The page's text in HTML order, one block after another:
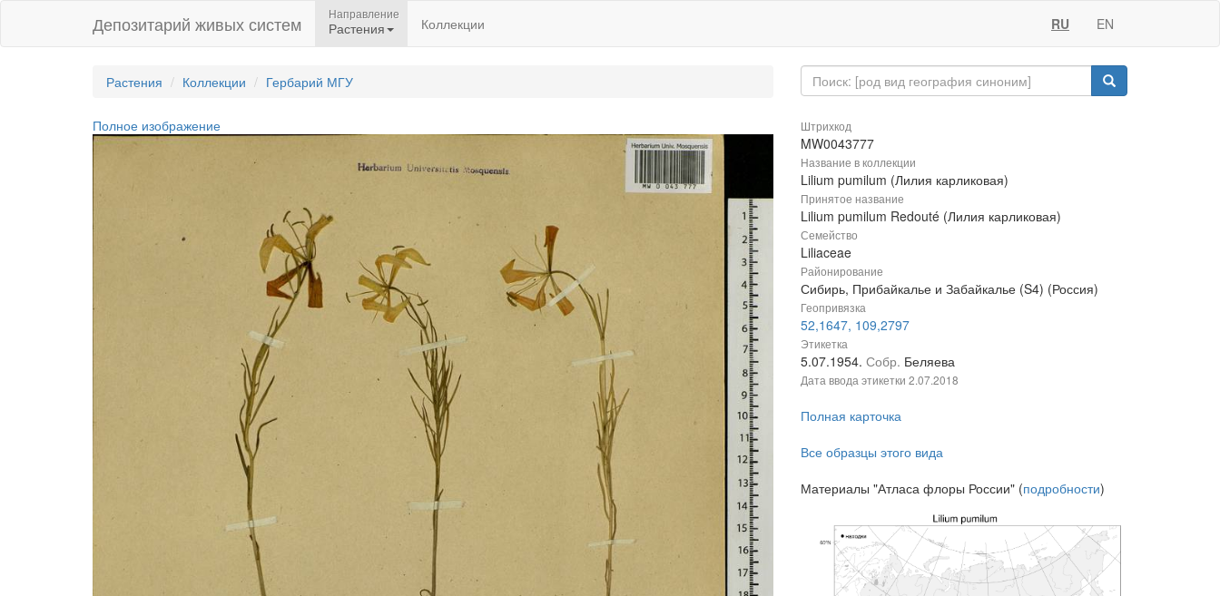
Депозитарий живых систем Направление
Растения Коллекции RU EN
Растения Коллекции Гербарий МГУ
Полное изображение Штрихкод
MW0043777
Название в коллекции
Lilium pumilum (Лилия карликовая)
Принятое название
Lilium pumilum Redouté (Лилия карликовая)
Семейство
Liliaceae
Районирование
Сибирь, Прибайкалье и Забайкалье (S4) (Россия)
Геопривязка
52,1647, 109,2797
Этикетка
5.07.1954. Собр. Беляева
Дата ввода этикетки 2.07.2018
Полная карточка
Все образцы этого вида
Материалы "Атласа флоры России" (подробности)